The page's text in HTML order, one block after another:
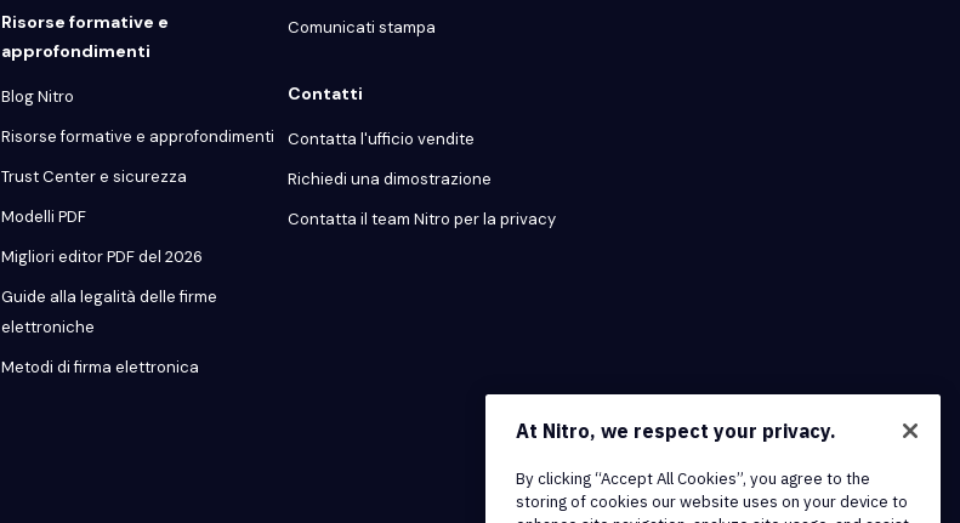
Risorse formative e
approfondimenti
Blog Nitro
Risorse formative e approfondimenti
Trust Center e sicurezza
Modelli PDF
Migliori editor PDF del 2026
Guide alla legalità delle firme
elettroniche
Metodi di firma elettronica
Comunicati stampa
Contatti
Contatta l'ufficio vendite
Richiedi una dimostrazione
Contatta il team Nitro per la privacy
At Nitro, we respect your privacy.
By clicking “Accept All Cookies”, you agree to the
storing of cookies our website uses on your device to